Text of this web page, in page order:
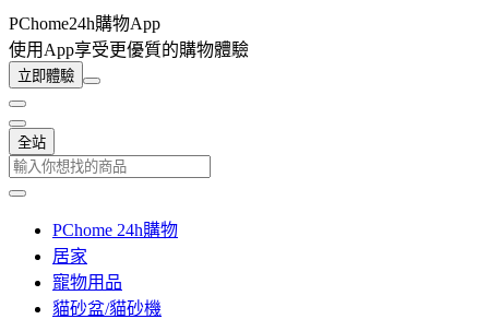
PChome24h購物App
使用App享受更優質的購物體驗
立即體驗
全站
PChome 24h購物
居家
寵物用品
貓砂盆/貓砂機